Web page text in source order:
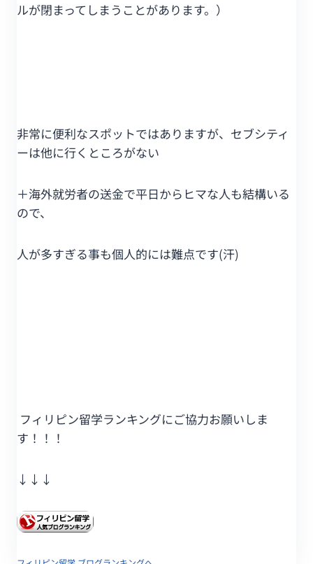
ルが閉まってしまうことがあります。）
非常に便利なスポットではありますが、セブシティ
ーは他に行くところがない
＋海外就労者の送金で平日からヒマな人も結構いる
ので、
人が多すぎる事も個人的には難点です(汗)
フィリピン留学ランキングにご協力お願いしま
す！！！
↓↓↓